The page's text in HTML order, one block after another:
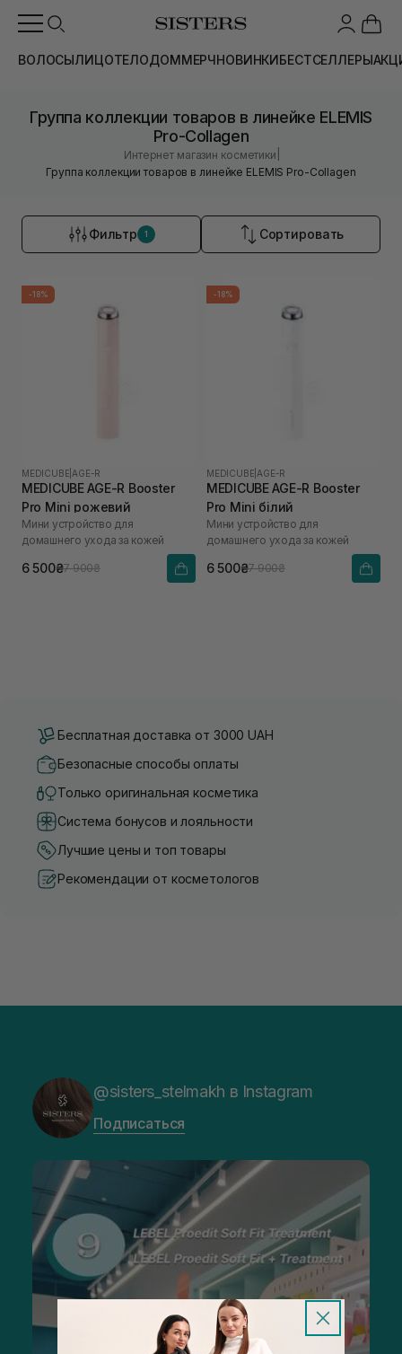
ВОЛОСЫЛИЦОТЕЛОДОММЕРЧНОВИНКИБЕСТСЕЛЛЕРЫ
Группа коллекции товаров в линейке ELEMIS
Pro-Collagen
Интернет магазин косметики
Группа коллекции товаров в линейке ELEMIS Pro-Collagen
Фильтр 1 Сортировать
-18%
MEDICUBE AGE-R
MEDICUBE AGE-R Booster
Pro Mini рожевий
Мини устройство для
домашнего ухода за кожей
6 500₴7 900₴
-18%
MEDICUBE AGE-R
MEDICUBE AGE-R Booster
Pro Mini білий
Мини устройство для
домашнего ухода за кожей
6 500₴7 900₴
Бесплатная доставка от 3000 UAH
Безопасные способы оплаты
Только оригинальная косметика
Система бонусов и лояльности
Лучшие цены и топ товары
Рекомендации от косметологов
@sisters_stelmakh в Instagram
Подписаться